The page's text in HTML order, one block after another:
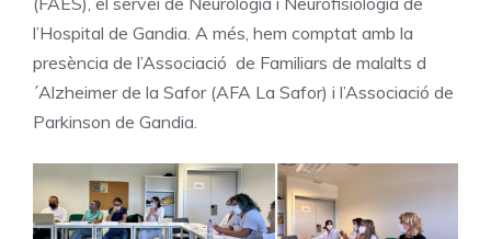
l’Hospital de Gandia. A més, hem comptat amb la
presència de l’Associació de Familiars de malalts d
´Alzheimer de la Safor (AFA La Safor) i l’Associació de
Parkinson de Gandia.